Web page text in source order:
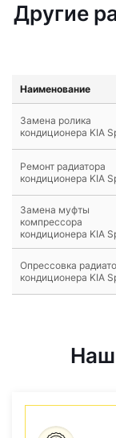
Другие
Наименование
Замена ролика
кондиционера KIA
Ремонт радиатора
кондиционера KIA
Замена муфты
компрессора
кондиционера KIA
Опрессовка
кондиционера KIA